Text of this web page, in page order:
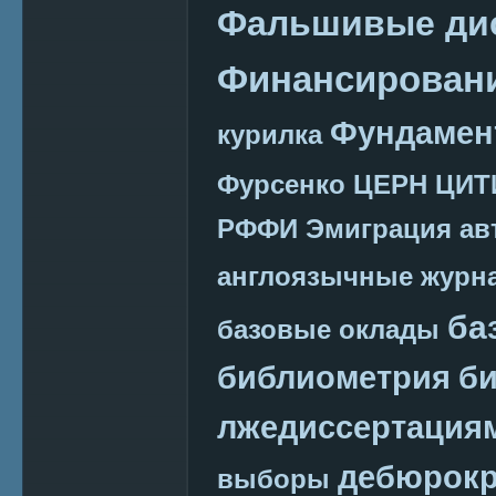
Фальшивые
курилка
Фурсенко ЦЕРН
РФФИ Эмиграция
англоязычные
базовые оклады
библиометрия
выборы